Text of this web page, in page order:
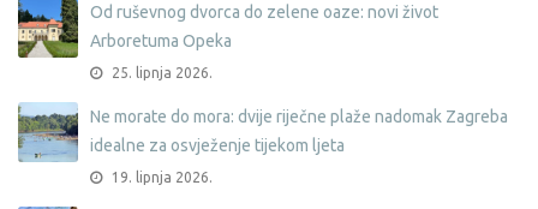
Od ruševnog dvorca do zelene oaze: novi život
Arboretuma Opeka
25. lipnja 2026.
Ne morate do mora: dvije riječne plaže nadomak Zagreba
idealne za osvježenje tijekom ljeta
19. lipnja 2026.